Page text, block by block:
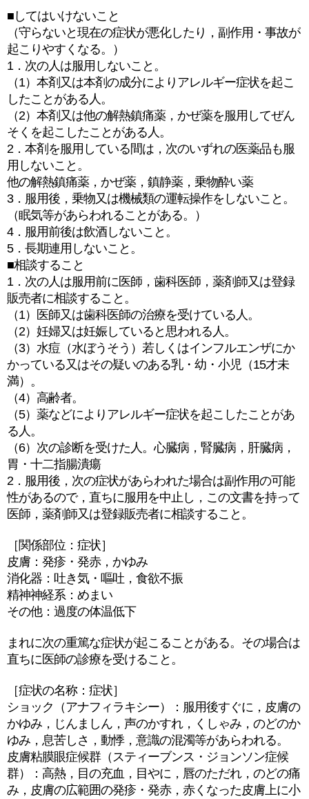
■してはいけないこと
（守らないと現在の症状が悪化したり，副作用・事故が
起こりやすくなる。）
1．次の人は服用しないこと。
（1）本剤又は本剤の成分によりアレルギー症状を起こ
したことがある人。
（2）本剤又は他の解熱鎮痛薬，かぜ薬を服用してぜん
そくを起こしたことがある人。
2．本剤を服用している間は，次のいずれの医薬品も服
用しないこと。
他の解熱鎮痛薬，かぜ薬，鎮静薬，乗物酔い薬
3．服用後，乗物又は機械類の運転操作をしないこと。
（眠気等があらわれることがある。）
4．服用前後は飲酒しないこと。
5．長期連用しないこと。
■相談すること
1．次の人は服用前に医師，歯科医師，薬剤師又は登録
販売者に相談すること。
（1）医師又は歯科医師の治療を受けている人。
（2）妊婦又は妊娠していると思われる人。
（3）水痘（水ぼうそう）若しくはインフルエンザにか
かっている又はその疑いのある乳・幼・小児（15才未
満）。
（4）高齢者。
（5）薬などによりアレルギー症状を起こしたことがあ
る人。
（6）次の診断を受けた人。心臓病，腎臓病，肝臓病，
胃・十二指腸潰瘍
2．服用後，次の症状があらわれた場合は副作用の可能
性があるので，直ちに服用を中止し，この文書を持って
医師，薬剤師又は登録販売者に相談すること。
［関係部位：症状］
皮膚：発疹・発赤，かゆみ
消化器：吐き気・嘔吐，食欲不振
精神神経系：めまい
その他：過度の体温低下
まれに次の重篤な症状が起こることがある。その場合は
直ちに医師の診療を受けること。
［症状の名称：症状］
ショック（アナフィラキシー）：服用後すぐに，皮膚の
かゆみ，じんましん，声のかすれ，くしゃみ，のどのか
ゆみ，息苦しさ，動悸，意識の混濁等があらわれる。
皮膚粘膜眼症候群（スティーブンス・ジョンソン症候
群）：高熱，目の充血，目やに，唇のただれ，のどの痛
み，皮膚の広範囲の発疹・発赤，赤くなった皮膚上に小